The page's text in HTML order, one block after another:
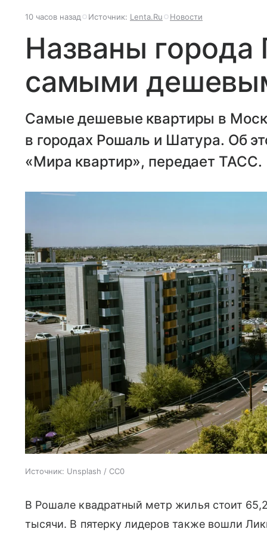
10 часов назад Источник: Lenta.Ru Новости
Названы
самыми
Самые дешевые квартиры в
в городах Рошаль и Шатура. Об
«Мира квартир», передает ТАСС.
Источник: Unsplash / CC0
В Рошале квадратный метр жилья стоит
тысячи. В пятерку лидеров также вошли